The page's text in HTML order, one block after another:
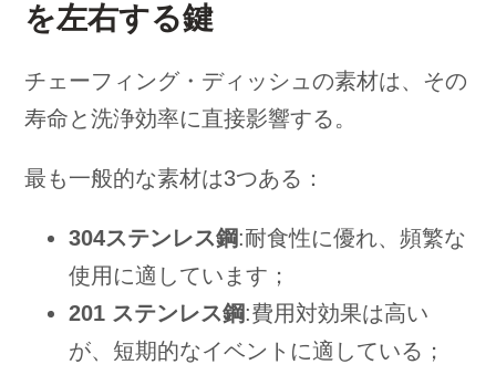
を左右する鍵
チェーフィング・ディッシュの素材は、その
寿命と洗浄効率に直接影響する。
最も一般的な素材は3つある：
304ステンレス鋼:耐食性に優れ、頻繁な
使用に適しています；
201 ステンレス鋼:費用対効果は高い
が、短期的なイベントに適している；